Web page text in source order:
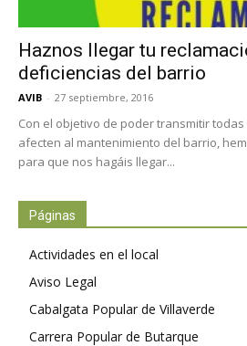
Haznos llegar tu
deficiencias del barrio
AVIB - 27 septiembre, 2016
Con el objetivo de poder transmitir
afecten al mantenimiento del barrio,
para que nos hagáis llegar...
Páginas
Actividades en el local
Aviso Legal
Cabalgata Popular de Villaverde
Carrera Popular de Butarque